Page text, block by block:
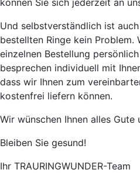
können Sie sich jederzeit an
Und selbstverständlich ist
bestellten Ringe kein Problem.
einzelnen Bestellung
besprechen individuell mit
dass wir Ihnen zum
kostenfrei liefern können.
Wir wünschen Ihnen alles Gute
Bleiben Sie gesund!
Ihr TRAURINGWUNDER-Team